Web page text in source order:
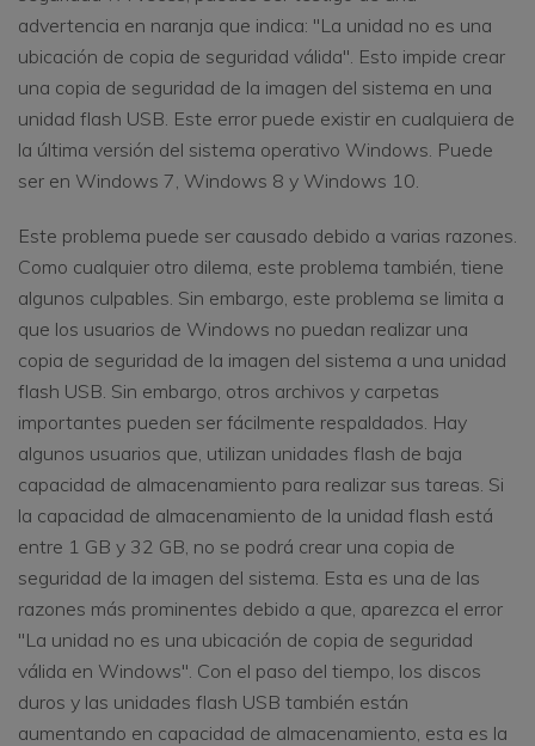
advertencia en naranja que indica: "La unidad no es una
ubicación de copia de seguridad válida". Esto impide crear
una copia de seguridad de la imagen del sistema en una
unidad flash USB. Este error puede existir en cualquiera de
la última versión del sistema operativo Windows. Puede
ser en Windows 7, Windows 8 y Windows 10.
Este problema puede ser causado debido a varias razones.
Como cualquier otro dilema, este problema también, tiene
algunos culpables. Sin embargo, este problema se limita a
que los usuarios de Windows no puedan realizar una
copia de seguridad de la imagen del sistema a una unidad
flash USB. Sin embargo, otros archivos y carpetas
importantes pueden ser fácilmente respaldados. Hay
algunos usuarios que, utilizan unidades flash de baja
capacidad de almacenamiento para realizar sus tareas. Si
la capacidad de almacenamiento de la unidad flash está
entre 1 GB y 32 GB, no se podrá crear una copia de
seguridad de la imagen del sistema. Esta es una de las
razones más prominentes debido a que, aparezca el error
"La unidad no es una ubicación de copia de seguridad
válida en Windows". Con el paso del tiempo, los discos
duros y las unidades flash USB también están
aumentando en capacidad de almacenamiento, esta es la